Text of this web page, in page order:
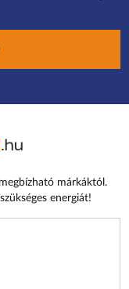
márkáktól.
energiát!